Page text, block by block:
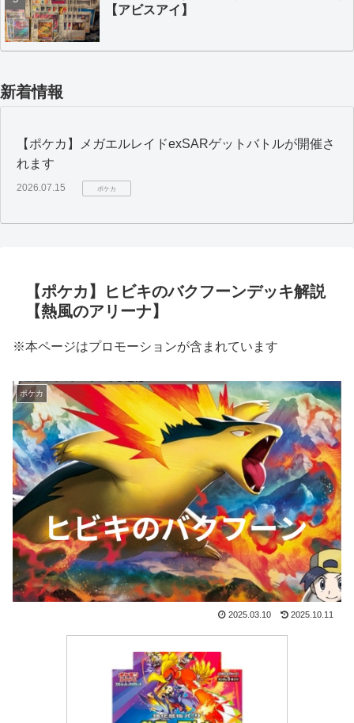
【アビスアイ】
新着情報
【ポケカ】メガエルレイドexSARゲットバトルが開催さ
れます
2026.07.15 ポケカ
【ポケカ】ヒビキのバクフーンデッキ解説
【熱風のアリーナ】
※本ページはプロモーションが含まれています
ポケカ
2025.03.10 2025.10.11